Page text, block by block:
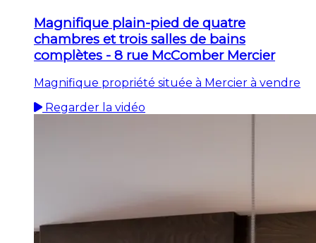
Magnifique plain-pied de quatre
chambres et trois salles de bains
complètes - 8 rue McComber Mercier
Magnifique propriété située à Mercier à vendre
Regarder la vidéo